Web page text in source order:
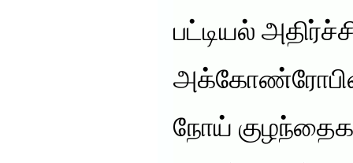
பட்டியல்
நோய்